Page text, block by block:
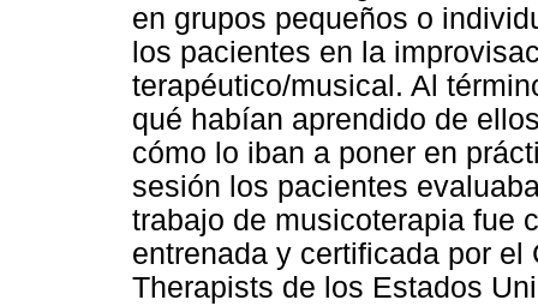
en grupos pequeños o
los pacientes en la
terapéutico/musical. Al
qué habían aprendido de
cómo lo iban a poner en
sesión los pacientes
trabajo de musicoterapia fue
entrenada y certificada por
Therapists de los Estados